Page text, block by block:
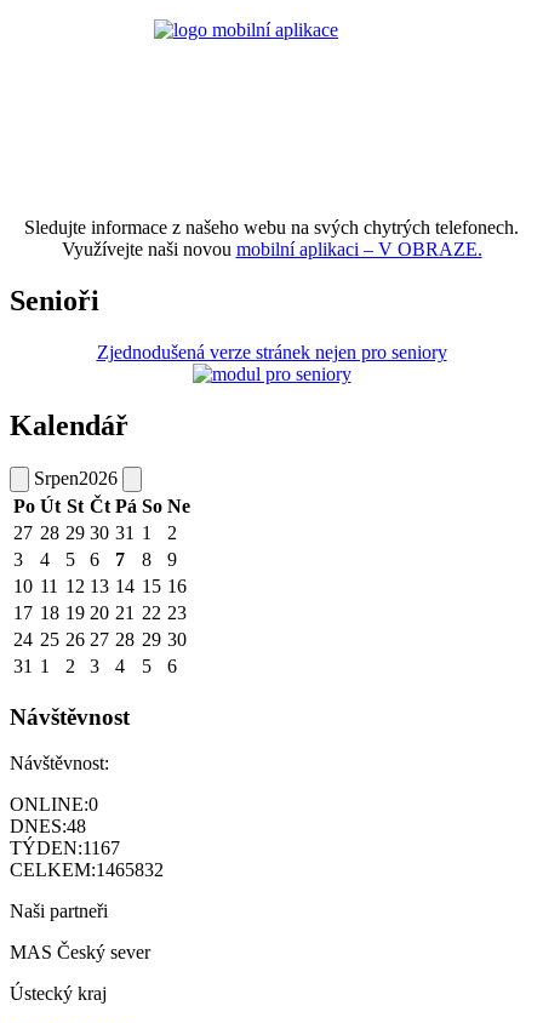
Sledujte informace z našeho webu na svých chytrých telefonech.
Využívejte naši novou mobilní aplikaci – V OBRAZE.
Senioři
Zjednodušená verze stránek nejen pro seniory
Kalendář
Srpen2026
Po Út St Čt Pá So Ne
27 28 29 30 31 1
2
3
4 5 6 7 8
9
10 11 12 13 14 15 16
17 18 19 20 21 22 23
24 25 26 27 28 29 30
31 1 2 3 4 5 6
Návštěvnost
Návštěvnost:
ONLINE:0
DNES:48
TÝDEN:1167
CELKEM:1465832
Naši partneři
MAS Český sever
Ústecký kraj